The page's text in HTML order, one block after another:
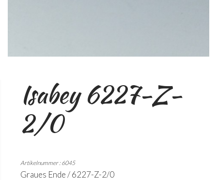
Isabey 6227-Z-
2/0
Artikelnummer : 6045
Graues Ende / 6227-Z-2/0